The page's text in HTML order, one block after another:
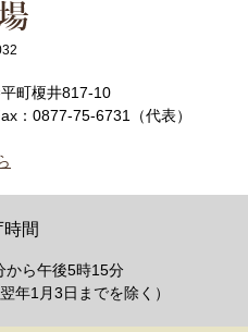
町榎井817-10
：0877-75-6731（代表）
時間
ら午後5時15分
年1月3日までを除く）